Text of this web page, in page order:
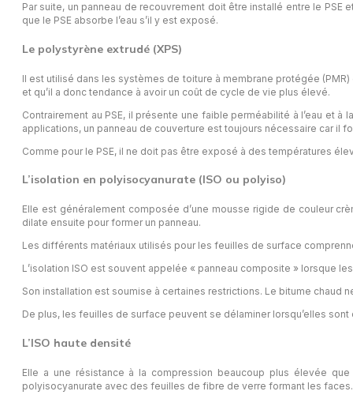
Par suite, un panneau de recouvrement doit être installé entre le PSE
que le PSE absorbe l’eau s’il y est exposé.
Le polystyrène extrudé (XPS)
Il est utilisé dans les systèmes de toiture à membrane protégée
et qu’il a donc tendance à avoir un coût de cycle de vie plus élevé.
Contrairement au PSE, il présente une faible perméabilité à l’eau et
applications, un panneau de couverture est toujours nécessaire car il
Comme pour le PSE, il ne doit pas être exposé à des températures
L’isolation en polyisocyanurate (ISO ou polyiso)
Elle est généralement composée d’une mousse rigide de couleur
dilate ensuite pour former un panneau.
Les différents matériaux utilisés pour les feuilles de surface
L’isolation ISO est souvent appelée « panneau composite » lorsque
Son installation est soumise à certaines restrictions. Le bitume
De plus, les feuilles de surface peuvent se délaminer lorsqu’elles
L’ISO haute densité
Elle a une résistance à la compression beaucoup plus élevée
polyisocyanurate avec des feuilles de fibre de verre formant les